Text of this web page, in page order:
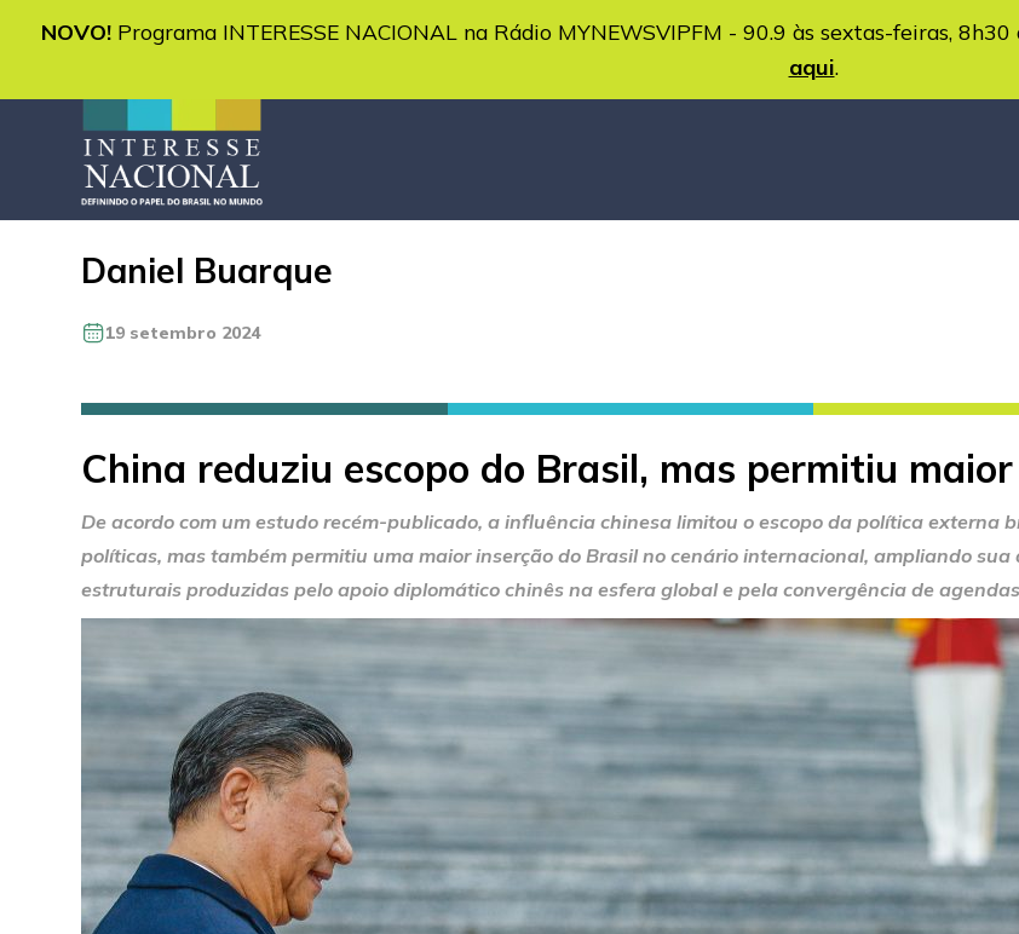
NOVO! Programa INTERESSE NACIONAL na Rádio MYNEWSVIPFM - 90.9 às sextas-feiras, 8h30
aqui.
Daniel Buarque
19 setembro 2024
China reduziu escopo do Brasil, mas permitiu
De acordo com um estudo recém-publicado, a influência chinesa limitou o escopo da política externa
políticas, mas também permitiu uma maior inserção do Brasil no cenário internacional, ampliando
estruturais produzidas pelo apoio diplomático chinês na esfera global e pela convergência de